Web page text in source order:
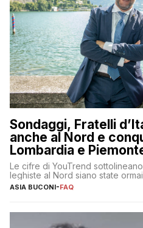
Sondaggi, Fratelli
anche al Nord e
Lombardia e
Le cifre di YouTrend
leghiste al Nord siano state
ASIA BUCONI-FAQ